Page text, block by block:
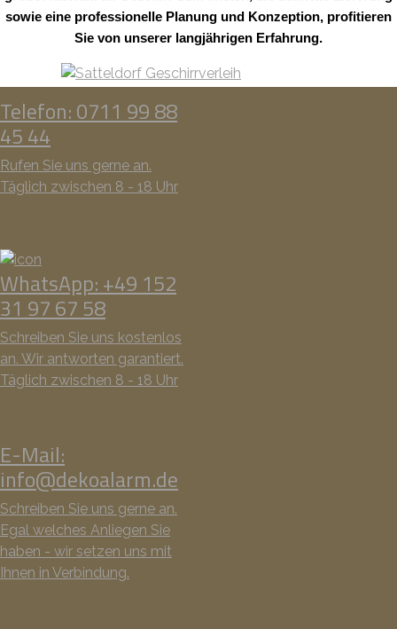
sowie eine professionelle Planung und Konzeption, profitieren
Sie von unserer langjährigen Erfahrung.
Telefon: 0711 99 88
45 44
Rufen Sie uns gerne an.
Täglich zwischen 8 - 18 Uhr
WhatsApp: +49 152
31 97 67 58
Schreiben Sie uns kostenlos
an. Wir antworten garantiert.
Täglich zwischen 8 - 18 Uhr
E-Mail:
info@dekoalarm.de
Schreiben Sie uns gerne an.
Egal welches Anliegen Sie
haben - wir setzen uns mit
Ihnen in Verbindung.